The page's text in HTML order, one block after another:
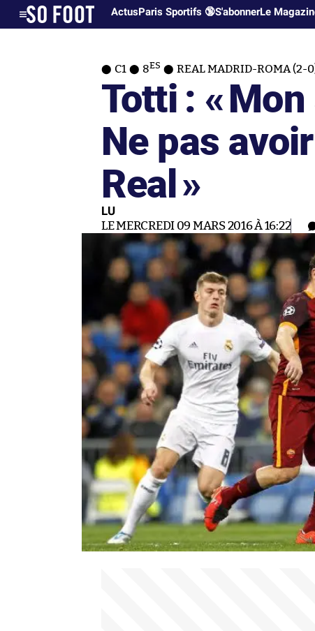
ActusParis Sportifs 🔞S'abonnerLe
C1 8ES REAL MADRID-ROMA (2-
Totti : «
Ne pas
Real»
LU
LE MERCREDI 09 MARS 2016 À 16:22